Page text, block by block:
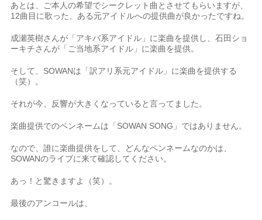
あとは、ご本人の希望でシークレット曲とさせてもらいますが、
12曲目に歌った、ある元アイドルへの提供曲が良かったですね。
成瀬英樹さんが「アキバ系アイドル」に楽曲を提供し、石田ショ
ーキチさんが「ご当地系アイドル」に楽曲を提供。
そして、SOWANは「訳アリ系元アイドル」に楽曲を提供する
（笑）。
それが今、反響が大きくなっていると言ってました。
楽曲提供でのペンネームは「SOWAN SONG」ではありません。
なので、誰に楽曲提供をして、どんなペンネームなのかは、
SOWANのライブに来て確認してください。
あっ！と驚きますよ（笑）。
最後のアンコールは、